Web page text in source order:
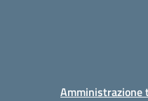
Amministrazione